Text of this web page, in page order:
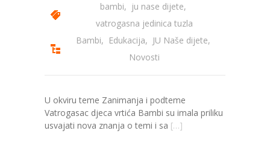
Mala škola sporta
Kontakt
bambi, ju nase dijete,
vatrogasna jedinica tuzla
Bambi, Edukacija, JU Naše dijete,
Novosti
U okviru teme Zanimanja i podteme
Vatrogasac djeca vrtića Bambi su imala priliku
usvajati nova znanja o temi i sa […]